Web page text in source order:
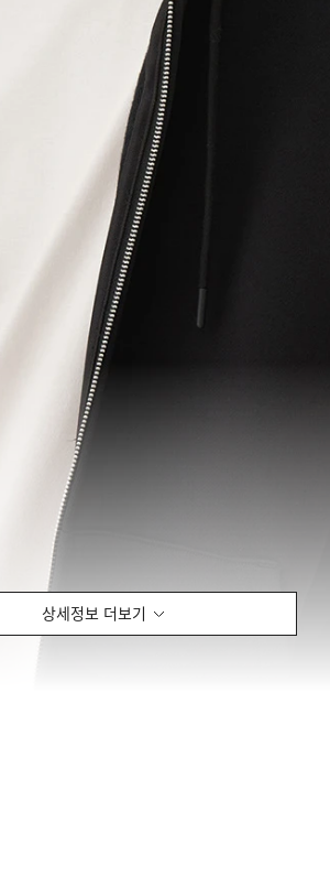
상세정보 더보기